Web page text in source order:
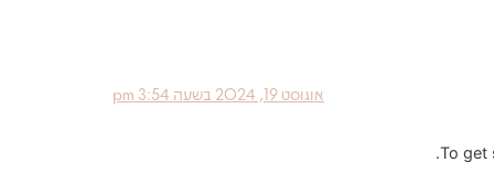
אוגוסט 19, 2024 בשעה 3:54 pm
To get